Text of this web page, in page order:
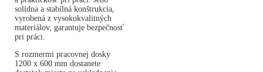
solídna a stabilná konštrukcia,
vyrobená z vysokokvalitných
materiálov, garantuje bezpečnosť
pri práci.
S rozmermi pracovnej dosky
1200 x 600 mm dostanete